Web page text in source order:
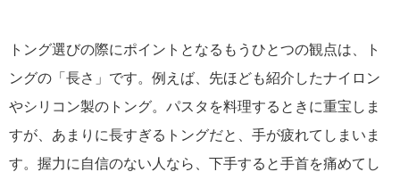
トング選びの際にポイントとなるもうひとつの観点は、ト
ングの「長さ」です。例えば、先ほども紹介したナイロン
やシリコン製のトング。パスタを料理するときに重宝しま
すが、あまりに長すぎるトングだと、手が疲れてしまいま
す。握力に自信のない人なら、下手すると手首を痛めてし